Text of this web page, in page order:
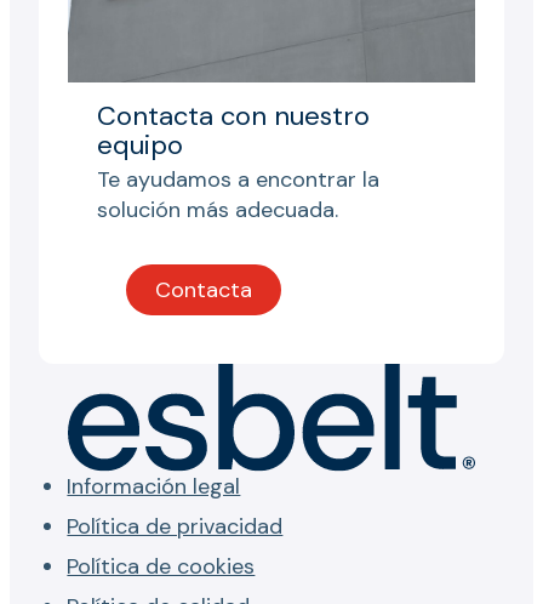
Contacta con nuestro
equipo
Te ayudamos a encontrar la
solución más adecuada.
Contacta
Información legal
Política de privacidad
Política de cookies